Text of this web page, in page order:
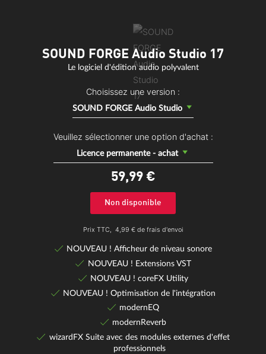
SOUND FORGE Audio Studio 17
Le logiciel d'édition audio polyvalent
Choisissez une version :
SOUND FORGE Audio Studio
Veuillez sélectionner une option d'achat :
Licence permanente - achat
59,99€
Non disponible
Prix TTC, 4,99 € de frais d'envoi
NOUVEAU ! Afficheur de niveau sonore
NOUVEAU ! Extensions VST
NOUVEAU ! coreFX Utility
NOUVEAU ! Optimisation de l'intégration
modernEQ
modernReverb
wizardFX Suite avec des modules externes d'effet
professionnels